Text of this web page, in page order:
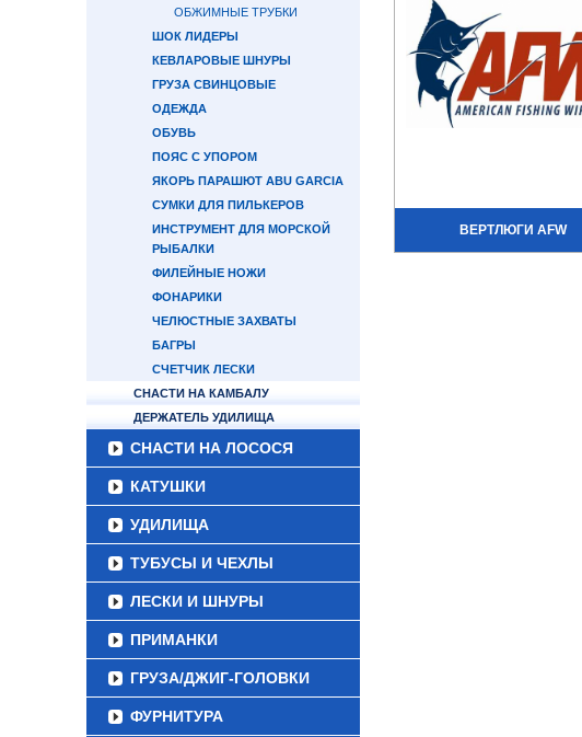
ОБЖИМНЫЕ ТРУБКИ
ШОК ЛИДЕРЫ
КЕВЛАРОВЫЕ ШНУРЫ
ГРУЗА СВИНЦОВЫЕ
ОДЕЖДА
ОБУВЬ
ПОЯС С УПОРОМ
ЯКОРЬ ПАРАШЮТ ABU GARCIA
СУМКИ ДЛЯ ПИЛЬКЕРОВ
ИНСТРУМЕНТ ДЛЯ МОРСКОЙ
РЫБАЛКИ
ФИЛЕЙНЫЕ НОЖИ
ФОНАРИКИ
ЧЕЛЮСТНЫЕ ЗАХВАТЫ
БАГРЫ
СЧЕТЧИК ЛЕСКИ
СНАСТИ НА КАМБАЛУ
ДЕРЖАТЕЛЬ УДИЛИЩА
СНАСТИ НА ЛОСОСЯ
КАТУШКИ
УДИЛИЩА
ТУБУСЫ И ЧЕХЛЫ
ЛЕСКИ И ШНУРЫ
ПРИМАНКИ
ГРУЗА/ДЖИГ-ГОЛОВКИ
ФУРНИТУРА
ВЕРТЛЮГИ AFW